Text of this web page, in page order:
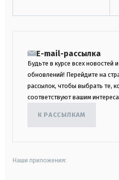
E-mail-рассылка
Будьте в курсе всех новостей и
обновлений! Перейдите на
рассылок, чтобы выбрать те,
соответствуют вашим
К РАССЫЛКАМ
Наши приложения: